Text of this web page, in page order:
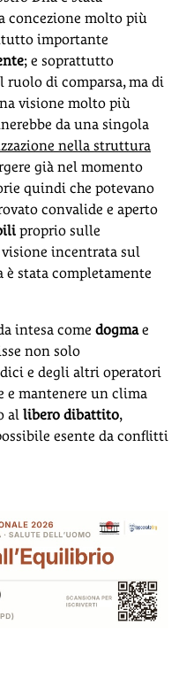
concezione molto più
importante
; e soprattutto
di comparsa, ma di
visione molto più
da una singola
nella struttura
già nel momento
quindi che potevano
convalide e aperto
proprio sulle
incentrata sul
stata completamente
intesa come dogmae
non solo
e degli altri operatori
e mantenere un clima
al libero dibattito,
esente da conflitti